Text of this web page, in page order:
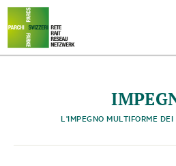
Navigazione
nella
rete
dei
Navigazione
rapida
Al contenuto principale
Alla navigazione mobile
Alla ricerca
Al piè di pagina
Alla mappa del sito
L'IMPEGNO MULTIFORME DEI